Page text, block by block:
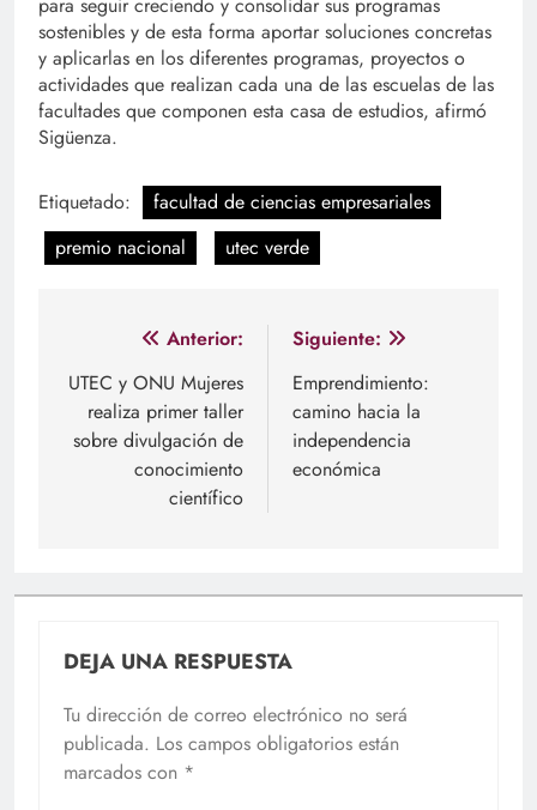
para seguir creciendo y consolidar sus programas
sostenibles y de esta forma aportar soluciones concretas
y aplicarlas en los diferentes programas, proyectos o
actividades que realizan cada una de las escuelas de las
facultades que componen esta casa de estudios, afirmó
Sigüenza.
Etiquetado:
facultad de ciencias empresariales
premio nacional
utec verde
Navegación
de
entradas
Anterior:
UTEC y ONU Mujeres
realiza primer taller
sobre divulgación de
conocimiento
científico
Siguiente:
Emprendimiento:
camino hacia la
independencia
económica
DEJA UNA RESPUESTA
Tu dirección de correo electrónico no será
publicada. Los campos obligatorios están
marcados con *